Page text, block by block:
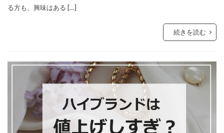
る方も、興味はある […]
続きを読む